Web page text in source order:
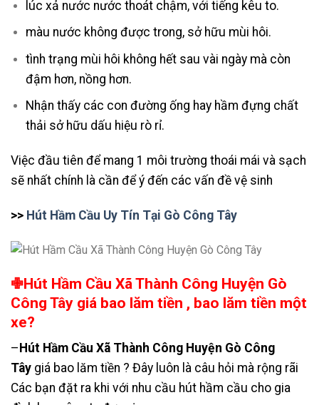
lúc xả nước nước thoát chậm, với tiếng kêu to.
màu nước không được trong, sở hữu mùi hôi.
tình trạng mùi hôi không hết sau vài ngày mà còn
đậm hơn, nồng hơn.
Nhận thấy các con đường ống hay hầm đựng chất
thải sở hữu dấu hiệu rò rỉ.
Việc đầu tiên để mang 1 môi trường thoái mái và sạch
sẽ nhất chính là cần để ý đến các vấn đề vệ sinh
>> Hút Hầm Cầu Uy Tín Tại Gò Công Tây
✙Hút Hầm Cầu Xã Thành Công Huyện Gò
Công Tây giá bao lăm tiền , bao lăm tiền một
xe?
– Hút Hầm Cầu Xã Thành Công Huyện Gò Công
Tây giá bao lăm tiền ? Đây luôn là câu hỏi mà rộng rãi
Các bạn đặt ra khi với nhu cầu hút hầm cầu cho gia